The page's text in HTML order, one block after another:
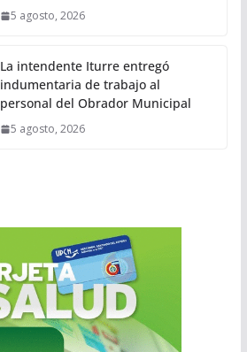
5 agosto, 2026
La intendente Iturre entregó
indumentaria de trabajo al
personal del Obrador Municipal
5 agosto, 2026